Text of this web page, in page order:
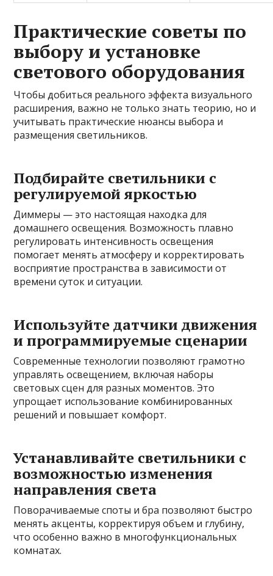
Практические советы по
выбору и установке
светового оборудования
Чтобы добиться реального эффекта визуального
расширения, важно не только знать теорию, но и
учитывать практические нюансы выбора и
размещения светильников.
Подбирайте светильники с
регулируемой яркостью
Диммеры — это настоящая находка для
домашнего освещения. Возможность плавно
регулировать интенсивность освещения
помогает менять атмосферу и корректировать
восприятие пространства в зависимости от
времени суток и ситуации.
Используйте датчики движения
и программируемые сценарии
Современные технологии позволяют грамотно
управлять освещением, включая наборы
световых сцен для разных моментов. Это
упрощает использование комбинированных
решений и повышает комфорт.
Устанавливайте светильники с
возможностью изменения
направления света
Поворачиваемые споты и бра позволяют быстро
менять акценты, корректируя объем и глубину,
что особенно важно в многофункциональных
комнатах.